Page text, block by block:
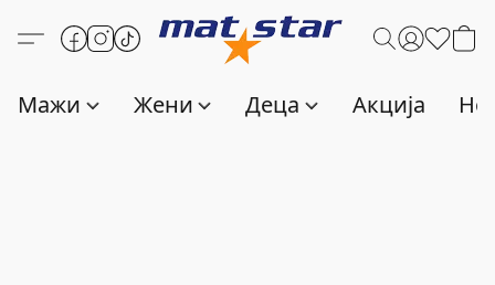
Мажи Жени Деца Акција